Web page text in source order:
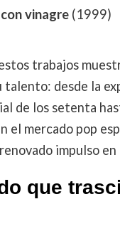
vinagre(1999)
trabajos
talento: desde la
de los setenta
el mercado pop
impulso
que